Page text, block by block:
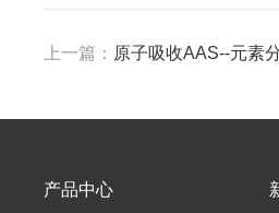
上一篇： 原子吸收AAS--元素
产品中心